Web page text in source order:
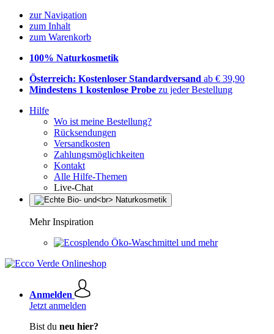
zur Navigation
zum Inhalt
zum Warenkorb
100% Naturkosmetik
Österreich: Kostenloser Standardversand ab € 39,90
Mindestens 1 kostenlose Probe zu jeder Bestellung
Hilfe
Wo ist meine Bestellung?
Rücksendungen
Versandkosten
Zahlungsmöglichkeiten
Kontakt
Alle Hilfe-Themen
Live-Chat
Mehr Inspiration
Öko-Waschmittel und mehr
Anmelden
Jetzt anmelden
Bist du neu hier?